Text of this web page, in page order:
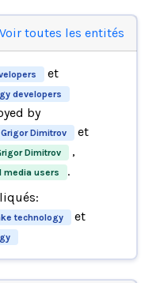
Voir toutes les entités
et
developers
by
Dimitrov et
Dimitrov ,
media users
.
technology et